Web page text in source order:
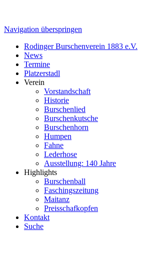
Navigation überspringen
Rodinger Burschenverein 1883 e.V.
News
Termine
Platzerstadl
Verein
Vorstandschaft
Historie
Burschenlied
Burschenkutsche
Burschenhorn
Humpen
Fahne
Lederhose
Ausstellung: 140 Jahre
Highlights
Burschenball
Faschingszeitung
Maitanz
Preisschafkopfen
Kontakt
Suche